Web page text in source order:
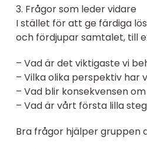
3. Frågor som leder vidare
I stället för att ge färdiga
och fördjupar samtalet, till
– Vad är det viktigaste vi
– Vilka olika perspektiv har
– Vad blir konsekvensen
– Vad är vårt första lilla
Bra frågor hjälper gruppen